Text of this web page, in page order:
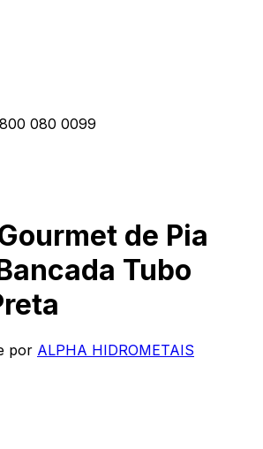
080 0099
de Pia
Tubo
por ALPHA HIDROMETAIS